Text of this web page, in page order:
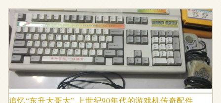
追忆“东升大哥大” 上世纪90年代的游戏机传奇配件